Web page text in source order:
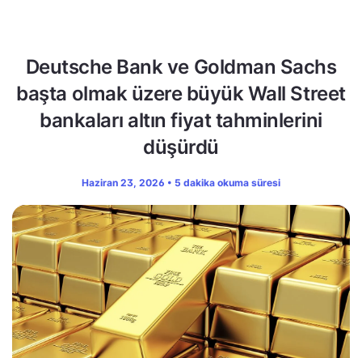
Deutsche Bank ve Goldman Sachs
başta olmak üzere büyük Wall Street
bankaları altın fiyat tahminlerini
düşürdü
Haziran 23, 2026 • 5 dakika okuma süresi